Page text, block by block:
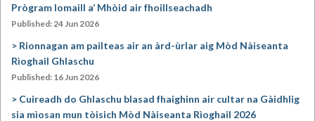
Prògram Iomaill a’ Mhòid air fhoillseachadh
Published: 24 Jun 2026
Rionnagan am pailteas air an àrd-ùrlar aig Mòd Nàiseanta
Rìoghail Ghlaschu
Published: 16 Jun 2026
Cuireadh do Ghlaschu blasad fhaighinn air cultar na Gàidhlig
sia mìosan mun tòisich Mòd Nàiseanta Rìoghail 2026